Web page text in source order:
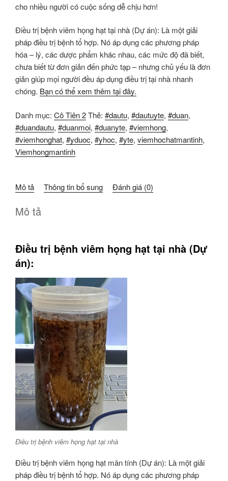
cho nhiều người có cuộc sống dễ chịu hơn!
Điều trị bệnh viêm họng hạt tại nhà (Dự án): Là một giải
pháp điều trị bệnh tổ hợp. Nó áp dụng các phương pháp
hóa – lý, các dược phẩm khác nhau, các mức độ đã biết,
chưa biết từ đơn giản đến phức tạp – nhưng chủ yếu là đơn
giản giúp mọi người đều áp dụng điều trị tại nhà nhanh
chóng. Bạn có thể xem thêm tại đây.
Danh mục: Cô Tiên 2Thẻ: #dautu, #dautuyte, #duan,
#duandautu, #duanmoi, #duanyte, #viemhong,
#viemhonghat, #yduoc, #yhoc, #yte, viemhochatmantinh,
Viemhongmantinh
Mô tả Thông tin bổ sung Đánh giá (0)
Mô tả
Điều trị bệnh viêm họng hạt tại nhà (Dự
án):
Điều trị bệnh viêm họng hạt tại nhà
Điều trị bệnh viêm họng hạt mãn tính (Dự án): Là một giải
pháp điều trị bệnh tổ hợp. Nó áp dụng các phương pháp